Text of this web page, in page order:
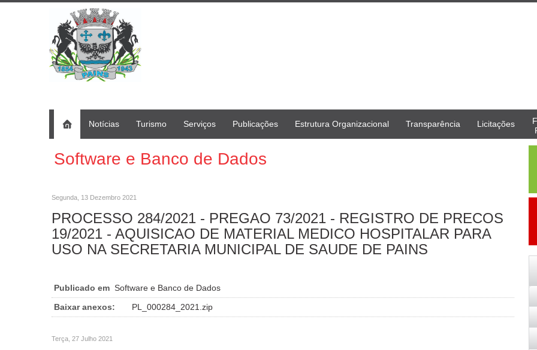
Notícias Turismo Serviços Publicações Estrutura Organizacional Transparência Licitações
Software e Banco de Dados
Segunda, 13 Dezembro 2021
PROCESSO 284/2021 - PREGAO 73/2021 - REGISTRO DE PRECOS
19/2021 - AQUISICAO DE MATERIAL MEDICO HOSPITALAR PARA
USO NA SECRETARIA MUNICIPAL DE SAUDE DE PAINS
Publicado em Software e Banco de Dados
Baixar anexos:
PL_000284_2021.zip
Terça, 27 Julho 2021